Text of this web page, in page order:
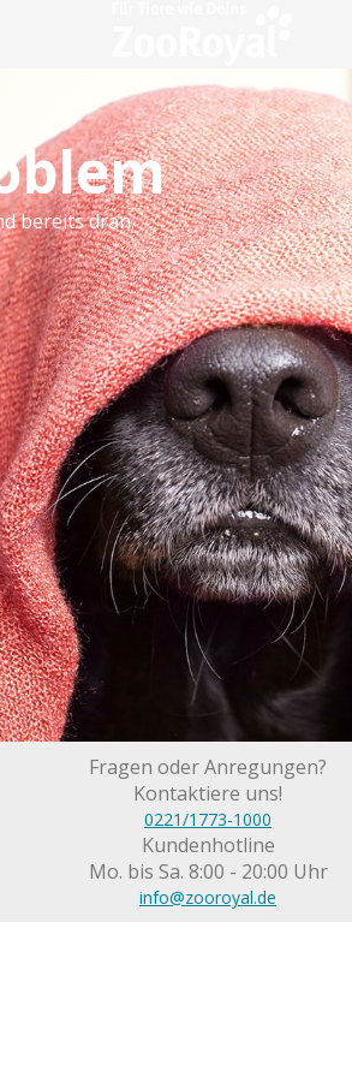
bereits dran.
Fragen oder Anregungen?
Kontaktiere uns!
0221/1773-1000
Kundenhotline
Mo. bis Sa. 8:00 - 20:00 Uhr
info@zooroyal.de